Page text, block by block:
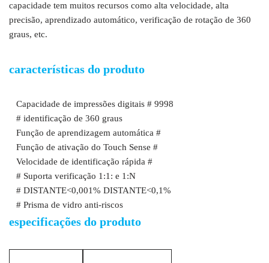
capacidade tem muitos recursos como alta velocidade, alta
precisão, aprendizado automático, verificação de rotação de 360
graus, etc.
características do produto
Capacidade de impressões digitais # 9998
# identificação de 360 graus
Função de aprendizagem automática #
Função de ativação do Touch Sense #
Velocidade de identificação rápida #
# Suporta verificação 1:1: e 1:N
# DISTANTE<0,001% DISTANTE<0,1%
# Prisma de vidro anti-riscos
especificações do produto